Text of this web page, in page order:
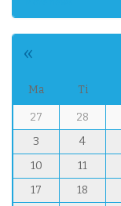
«
o
h
Ma Ti
27 28
3
4
10
11
17
18